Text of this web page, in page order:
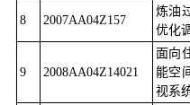
8 2007AA04Z157
炼油
优化
9 2008AA04Z14021
面向
能空
视系